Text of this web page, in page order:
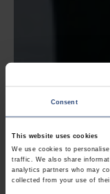
Consent
This website uses cookies
We use cookies to
traffic. We also share
analytics partners who may
collected from your use of